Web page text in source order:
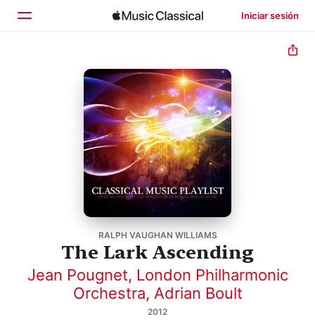
Iniciar sesión
Explorar
RALPH VAUGHAN WILLIAMS
The Lark Ascending
Jean Pougnet, London Philharmonic
Orchestra, Adrian Boult
2012